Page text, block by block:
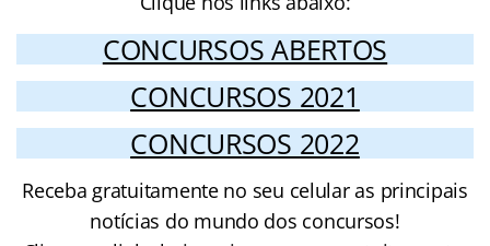
CONCURSOS ABERTOS
CONCURSOS 2021
CONCURSOS 2022
Receba gratuitamente no seu celular as principais
notícias do mundo dos concursos!